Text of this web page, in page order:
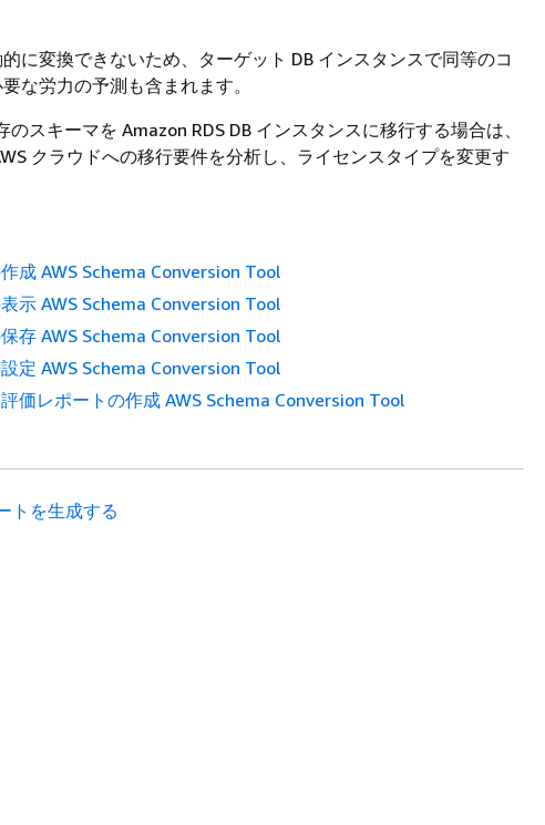
に変換できないため、ターゲット DB インスタンスで同等のコ
な労力の予測も含まれます。
のスキーマを Amazon RDS DB インスタンスに移行する場合は、
クラウドへの移行要件を分析し、ライセンスタイプを変更す
成 AWS Schema Conversion Tool
示 AWS Schema Conversion Tool
存 AWS Schema Conversion Tool
定 AWS Schema Conversion Tool
価レポートの作成 AWS Schema Conversion Tool
トを生成する